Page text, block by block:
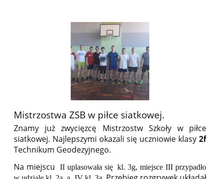
Mistrzostwa ZSB w piłce siatkowej.
Znamy już zwycięzcę Mistrzostw Szkoły w piłce
siatkowej. Najlepszymi okazali się uczniowie klasy 2f
Technikum Geodezyjnego.
Na miejscu
II uplasowała się kl. 3g, miejsce III przypadło